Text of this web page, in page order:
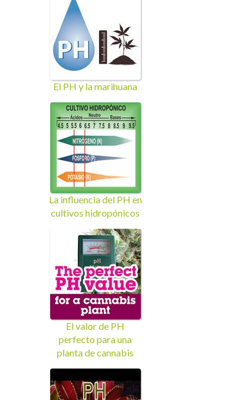
El PH y la marihuana
La influencia del PH en
cultivos hidropónicos
El valor de PH
perfecto para una
planta de cannabis